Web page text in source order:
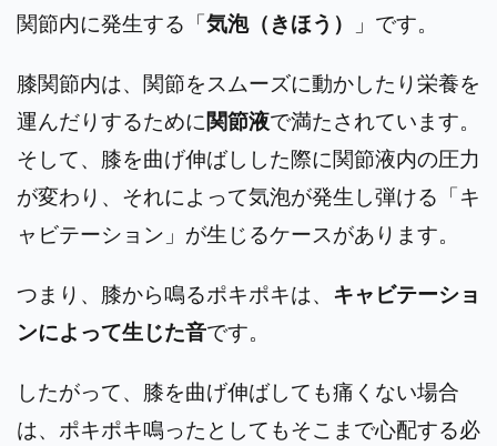
関節内に発生する「気泡（きほう） 」です。
膝関節内は、関節をスムーズに動かしたり栄養を
運んだりするために関節液で満たされています。
そして、膝を曲げ伸ばしした際に関節液内の圧力
が変わり、それによって気泡が発生し弾ける「キ
ャビテーション」が生じるケースがあります。
つまり、膝から鳴るポキポキは、 キャビテーショ
ンによって生じた音です。
したがって、膝を曲げ伸ばしても痛くない場合
は、ポキポキ鳴ったとしてもそこまで心配する必